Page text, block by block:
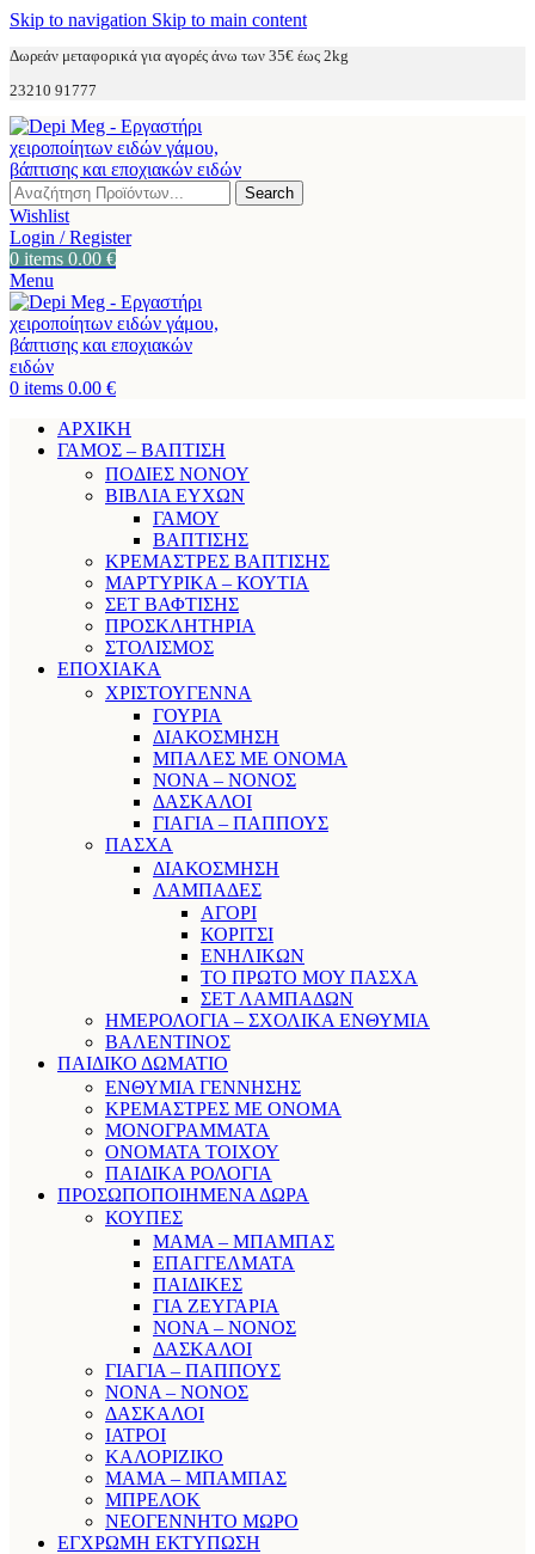
Skip to navigation Skip to main content
Δωρεάν μεταφορικά για αγορές άνω των 35€ έως 2kg
23210 91777
Search
Wishlist
Login / Register
0 items 0.00 €
Menu
0 items 0.00 €
ΑΡΧΙΚΗ
ΓΑΜΟΣ – ΒΑΠΤΙΣΗ
ΠΟΔΙΕΣ ΝΟΝΟΥ
ΒΙΒΛΙΑ ΕΥΧΩΝ
ΓΑΜΟΥ
ΒΑΠΤΙΣΗΣ
ΚΡΕΜΑΣΤΡΕΣ ΒΑΠΤΙΣΗΣ
ΜΑΡΤΥΡΙΚΑ – ΚΟΥΤΙΑ
ΣΕΤ ΒΑΦΤΙΣΗΣ
ΠΡΟΣΚΛΗΤΗΡΙΑ
ΣΤΟΛΙΣΜΟΣ
ΕΠΟΧΙΑΚΑ
ΧΡΙΣΤΟΥΓΕΝΝΑ
ΓΟΥΡΙΑ
ΔΙΑΚΟΣΜΗΣΗ
ΜΠΑΛΕΣ ΜΕ ΟΝΟΜΑ
ΝΟΝΑ – ΝΟΝΟΣ
ΔΑΣΚΑΛΟΙ
ΓΙΑΓΙΑ – ΠΑΠΠΟΥΣ
ΠΑΣΧΑ
ΔΙΑΚΟΣΜΗΣΗ
ΛΑΜΠΑΔΕΣ
ΑΓΟΡΙ
ΚΟΡΙΤΣΙ
ΕΝΗΛΙΚΩΝ
ΤΟ ΠΡΩΤΟ ΜΟΥ ΠΑΣΧΑ
ΣΕΤ ΛΑΜΠΑΔΩΝ
ΗΜΕΡΟΛΟΓΙΑ – ΣΧΟΛΙΚΑ ΕΝΘΥΜΙΑ
ΒΑΛΕΝΤΙΝΟΣ
ΠΑΙΔΙΚΟ ΔΩΜΑΤΙΟ
ΕΝΘΥΜΙΑ ΓΕΝΝΗΣΗΣ
ΚΡΕΜΑΣΤΡΕΣ ΜΕ ΟΝΟΜΑ
ΜΟΝΟΓΡΑΜΜΑΤΑ
ΟΝΟΜΑΤΑ ΤΟΙΧΟΥ
ΠΑΙΔΙΚΑ ΡΟΛΟΓΙΑ
ΠΡΟΣΩΠΟΠΟΙΗΜΕΝΑ ΔΩΡΑ
ΚΟΥΠΕΣ
ΜΑΜΑ – ΜΠΑΜΠΑΣ
ΕΠΑΓΓΕΛΜΑΤΑ
ΠΑΙΔΙΚΕΣ
ΓΙΑ ΖΕΥΓΑΡΙΑ
ΝΟΝΑ – ΝΟΝΟΣ
ΔΑΣΚΑΛΟΙ
ΓΙΑΓΙΑ – ΠΑΠΠΟΥΣ
ΝΟΝΑ – ΝΟΝΟΣ
ΔΑΣΚΑΛΟΙ
ΙΑΤΡΟΙ
ΚΑΛΟΡΙΖΙΚΟ
ΜΑΜΑ – ΜΠΑΜΠΑΣ
ΜΠΡΕΛΟΚ
ΝΕΟΓΕΝΝΗΤΟ ΜΩΡΟ
ΕΓΧΡΩΜΗ ΕΚΤΥΠΩΣΗ